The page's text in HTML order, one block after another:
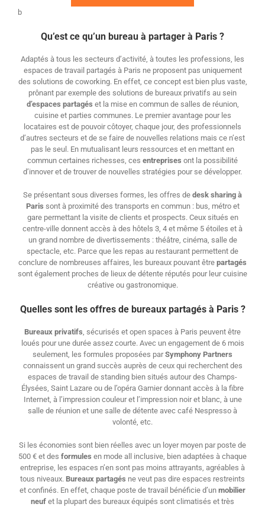
b
Qu’est ce qu’un bureau à partager à Paris ?
Adaptés à tous les secteurs d’activité, à toutes les professions, les
espaces de travail partagés à Paris ne proposent pas uniquement
des solutions de coworking. En effet, ce concept est bien plus vaste,
prônant par exemple des solutions de bureaux privatifs au sein
d’espaces partagés et la mise en commun de salles de réunion,
cuisine et parties communes. Le premier avantage pour les
locataires est de pouvoir côtoyer, chaque jour, des professionnels
d’autres secteurs et de se faire de nouvelles relations mais ce n’est
pas le seul. En mutualisant leurs ressources et en mettant en
commun certaines richesses, ces entreprises ont la possibilité
d’innover et de trouver de nouvelles stratégies pour se développer.
Se présentant sous diverses formes, les offres de desk sharing à
Paris sont à proximité des transports en commun : bus, métro et
gare permettant la visite de clients et prospects. Ceux situés en
centre-ville donnent accès à des hôtels 3, 4 et même 5 étoiles et à
un grand nombre de divertissements : théâtre, cinéma, salle de
spectacle, etc. Parce que les repas au restaurant permettent de
conclure de nombreuses affaires, les bureaux pouvant être partagés
sont également proches de lieux de détente réputés pour leur cuisine
créative ou gastronomique.
Quelles sont les offres de bureaux partagés à Paris ?
Bureaux privatifs, sécurisés et open spaces à Paris peuvent être
loués pour une durée assez courte. Avec un engagement de 6 mois
seulement, les formules proposées parSymphony Partners
connaissent un grand succès auprès de ceux qui recherchent des
espaces de travail de standing bien situés autour des Champs-
Élysées, Saint Lazare ou de l’opéra Garnier donnant accès à la fibre
Internet, à l’impression couleur et l’impression noir et blanc, à une
salle de réunion et une salle de détente avec café Nespresso à
volonté, etc.
Si les économies sont bien réelles avec un loyer moyen par poste de
500 € et des formules en mode all inclusive, bien adaptées à chaque
entreprise, les espaces n’en sont pas moins attrayants, agréables à
tous niveaux. Bureaux partagés ne veut pas dire espaces restreints
et confinés. En effet, chaque poste de travail bénéficie d’un mobilier
neuf et la plupart des bureaux équipés sont climatisés et très